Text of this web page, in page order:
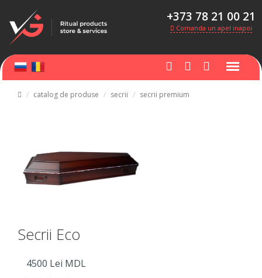
+373 78 21 00 21
Comanda un apel inapoi
catalog de produse secrii secrii premium
Secrii Eco
4500 Lei MDL